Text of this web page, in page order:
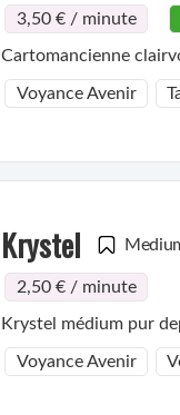
3,50 € / minute
Cartomancienne
Voyance Avenir
Krystel
2,50 € / minute
Krystel médium pur
Voyance Avenir